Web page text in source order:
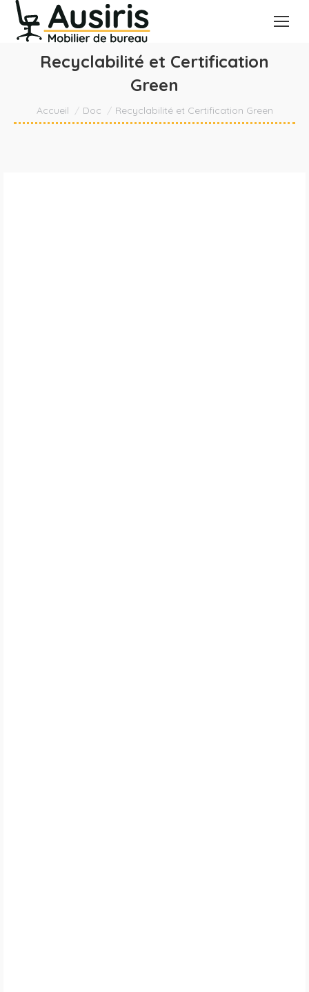
Recyclabilité et Certification
Green
Vous êtes ici :
Accueil Doc Recyclabilité et Certification Green